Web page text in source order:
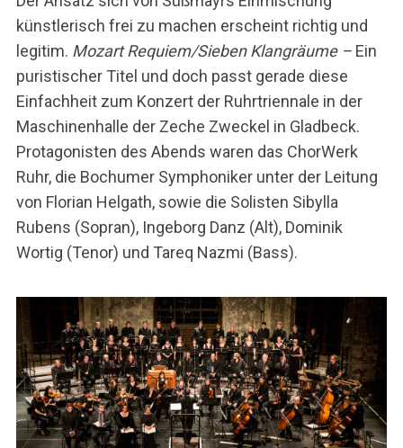
künstlerisch frei zu machen erscheint richtig und
legitim. Mozart Requiem/Sieben Klangräume – Ein
puristischer Titel und doch passt gerade diese
Einfachheit zum Konzert der Ruhrtriennale in der
Maschinenhalle der Zeche Zweckel in Gladbeck.
Protagonisten des Abends waren das ChorWerk
Ruhr, die Bochumer Symphoniker unter der Leitung
von Florian Helgath, sowie die Solisten Sibylla
Rubens (Sopran), Ingeborg Danz (Alt), Dominik
Wortig (Tenor) und Tareq Nazmi (Bass).